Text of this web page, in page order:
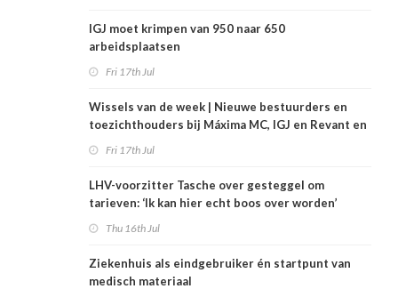
IGJ moet krimpen van 950 naar 650
arbeidsplaatsen
Fri 17th Jul
Wissels van de week | Nieuwe bestuurders en
toezichthouders bij Máxima MC, IGJ en Revant en
Fri 17th Jul
LHV-voorzitter Tasche over gesteggel om
tarieven: ‘Ik kan hier echt boos over worden’
Thu 16th Jul
Ziekenhuis als eindgebruiker én startpunt van
medisch materiaal